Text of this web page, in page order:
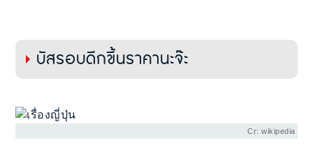
บัสรอบดึกขึ้นราคานะจ๊ะ
Cr: wikipedia